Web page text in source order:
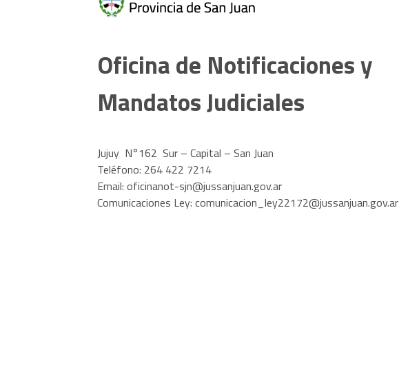
Oficina de Notificaciones y
Mandatos Judiciales
Jujuy N°162 Sur – Capital – San Juan
Teléfono: 264 422 7214
Email: oficinanot-sjn@jussanjuan.gov.ar
Comunicaciones Ley: comunicacion_ley22172@jussanjuan.gov.ar